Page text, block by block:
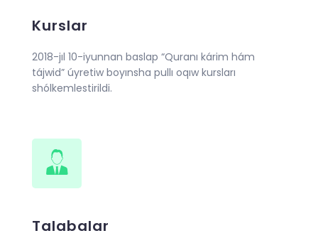
Kurslar
2018-jıl 10-iyunnan baslap “Quranı kárim hám
tájwid” úyretiw boyınsha pullı oqıw kursları
shólkemlestirildi.
Talabalar